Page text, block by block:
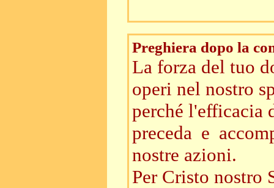
Preghiera dopo la
La forza del tuo
operi nel nostro
perché l'efficacia
preceda e
nostre azioni.
Per Cristo nostro